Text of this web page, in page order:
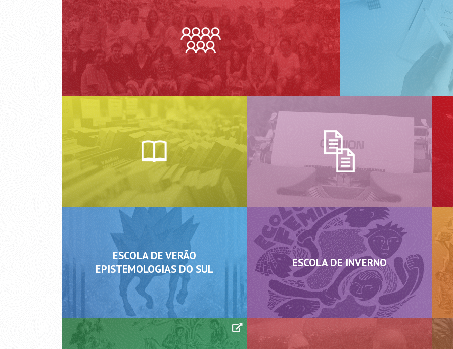
Epistemologias do Sul e descolonização da
saúde
João Arriscado Nunes
Buenos Aires: CES e CLACSO
2023-02-01
Colección Red de Posgrados en Ciencias Sociales.
pt Artigo
Movimentos Sociais e Pandemia: Lições de anos
em turbulência
Nadejda Marques, José Manuel Mendes
Revista Internacional em Língua Portuguesa, 44, 43-56
2023-03-22
DOI: https://doi.org/10.31492/2184-2043.RILP2023.44/pp.43-56
Artigo
Desafios Ambientais a Sul: O Ubuntu como Ética
de Ligação entre a Comunidade e a Natureza
Maria Paula Meneses
Meditações Sociais e Filosóficas, 8, 15-32
O recente relatório do Fórum Economico Mundial identifica os
principais riscos que ameaçam o(...)
ESCOLA DE VERÃO
EPISTEMOLOGIAS DO SUL
ESCOLA DE INVERNO